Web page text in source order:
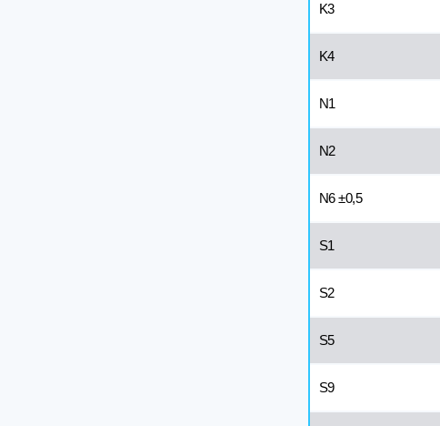
K3
K4
N1
N2
N6 ±0,5
S1
S2
S5
S9